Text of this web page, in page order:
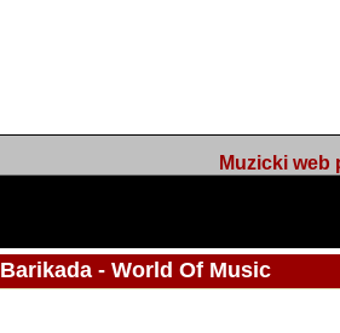
Muzicki web
Barikada - World Of Music